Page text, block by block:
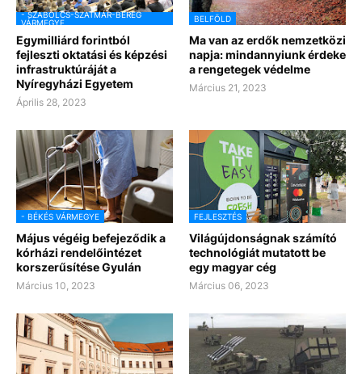
- SZABOLCS-SZATMÁR-BEREG
VÁRMEGYE
Egymilliárd forintból
fejleszti oktatási és képzési
infrastruktúráját a
Nyíregyházi Egyetem
Április 28, 2023
BELFÖLD
Ma van az erdők nemzetközi
napja: mindannyiunk érdeke
a rengetegek védelme
Március 21, 2023
- BÉKÉS VÁRMEGYE
Május végéig befejeződik a
kórházi rendelőintézet
korszerűsítése Gyulán
Március 10, 2023
FEJLESZTÉS
Világújdonságnak számító
technológiát mutatott be
egy magyar cég
Március 06, 2023